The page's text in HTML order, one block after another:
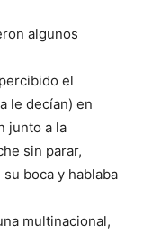
algunos
el
le decían) en
junto a la
sin parar,
boca y hablaba
multinacional,